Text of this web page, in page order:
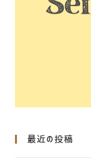
最近の投稿